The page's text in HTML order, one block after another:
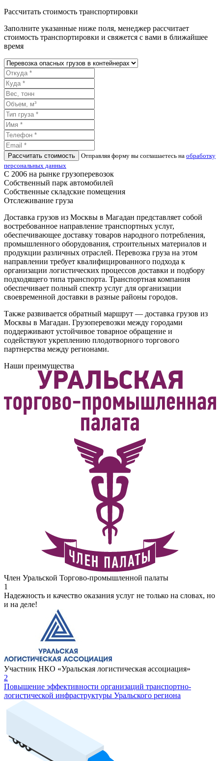
Рассчитать стоимость транспортировки
Заполните указанные ниже поля, менеджер рассчитает
стоимость транспортировки и свяжется с вами в ближайшее
время
Рассчитать стоимость Отправляя форму вы соглашаетесь на обработку
персональных данных
С 2006 на рынке грузоперевозок
Собственный парк автомобилей
Собственные складские помещения
Отслеживание груза
Доставка грузов из Москвы в Магадан представляет собой
востребованное направление транспортных услуг,
обеспечивающее доставку товаров народного потребления,
промышленного оборудования, строительных материалов и
продукции различных отраслей. Перевозка груза на этом
направлении требует квалифицированного подхода к
организации логистических процессов доставки и подбору
подходящего типа транспорта. Транспортная компания
обеспечивает полный спектр услуг для организации
своевременной доставки в разные районы городов.
Также развивается обратный маршрут — доставка грузов из
Москвы в Магадан. Грузоперевозки между городами
поддерживают устойчивое товарное обращение и
содействуют укреплению плодотворного торгового
партнерства между регионами.
Наши преимущества
Член Уральской Торгово-промышленной палаты
1
Надежность и качество оказания услуг не только на словах, но
и на деле!
Участник НКО «Уральская логистическая ассоциация»
2
Повышение эффективности организаций транспортно-
логистической инфраструктуры Уральского региона